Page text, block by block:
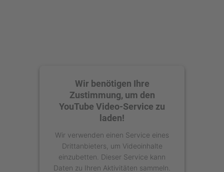
Wir benötigen Ihre
Zustimmung, um den
YouTube Video-Service zu
laden!
Wir verwenden einen Service eines
Drittanbieters, um Videoinhalte
einzubetten. Dieser Service kann
Daten zu Ihren Aktivitäten sammeln.